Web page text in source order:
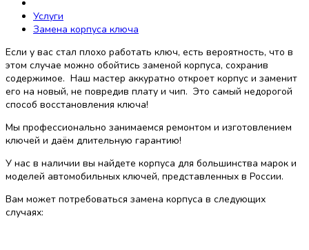
Услуги
Замена корпуса ключа
Если у вас стал плохо работать ключ, есть вероятность, что в
этом случае можно обойтись заменой корпуса, сохранив
содержимое. Наш мастер аккуратно откроет корпус и заменит
его на новый, не повредив плату и чип. Это самый недорогой
способ восстановления ключа!
Мы профессионально занимаемся ремонтом и изготовлением
ключей и даём длительную гарантию!
У нас в наличии вы найдете корпуса для большинства марок и
моделей автомобильных ключей, представленных в России.
Вам может потребоваться замена корпуса в следующих
случаях: